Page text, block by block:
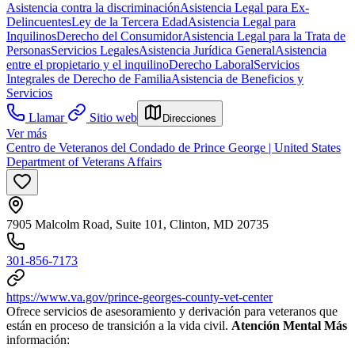
Asistencia contra la discriminaciónAsistencia Legal para Ex-
DelincuentesLey de la Tercera EdadAsistencia Legal para
InquilinosDerecho del ConsumidorAsistencia Legal para la Trata de
PersonasServicios LegalesAsistencia Jurídica GeneralAsistencia
entre el propietario y el inquilinoDerecho LaboralServicios
Integrales de Derecho de FamiliaAsistencia de Beneficios y
Servicios
Llamar
Sitio web Direcciones
Ver más
Centro de Veteranos del Condado de Prince George | United States
Department of Veterans Affairs
7905 Malcolm Road, Suite 101, Clinton, MD 20735
301-856-7173
https://www.va.gov/prince-georges-county-vet-center
Ofrece servicios de asesoramiento y derivación para veteranos que
están en proceso de transición a la vida civil. Atención Mental Más
información: